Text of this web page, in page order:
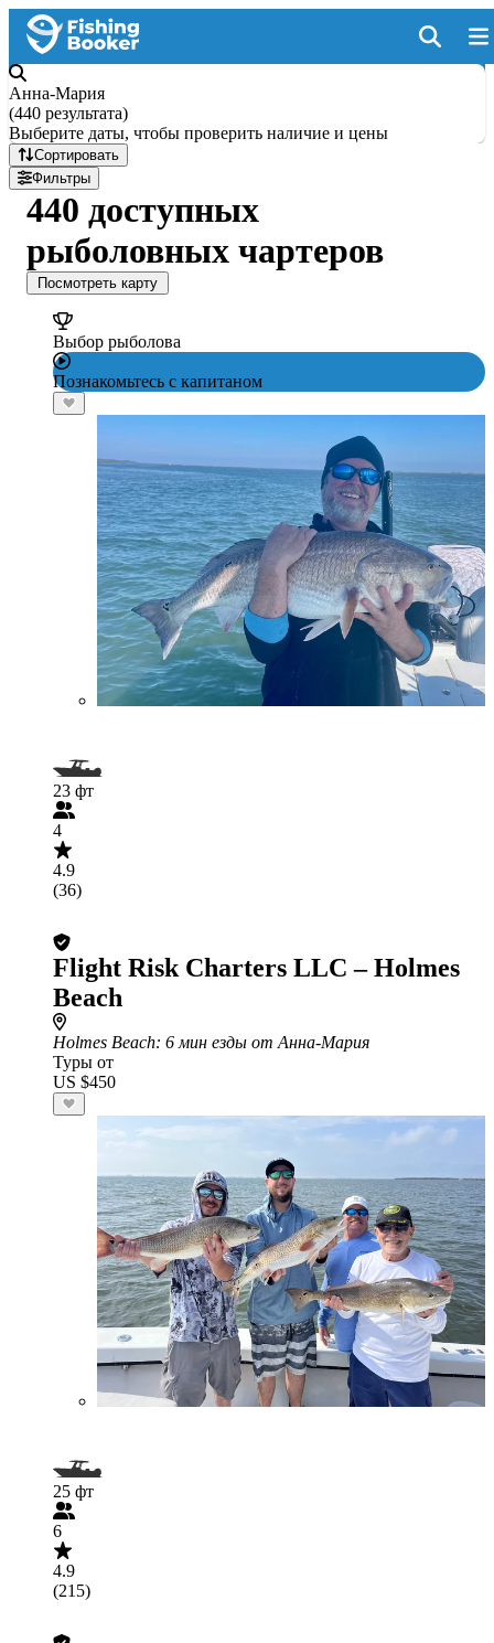
Анна-Мария
(440 результата)
Выберите даты, чтобы проверить наличие и цены
Сортировать
Фильтры
440 доступных
рыболовных чартеров
Посмотреть карту
Выбор рыболова
Познакомьтесь с капитаном
23 фт
4
4.9
(36)
Flight Risk Charters LLC – Holmes
Beach
Holmes Beach: 6 мин езды от Анна-Мария
Туры от
US $450
25 фт
6
4.9
(215)